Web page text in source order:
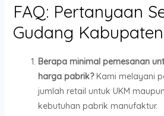
FAQ: Pertanyaan
Gudang
Berapa minimal pemesanan
harga pabrik?Kami melayani
jumlah retail untuk UKM
kebutuhan pabrik manufaktur.